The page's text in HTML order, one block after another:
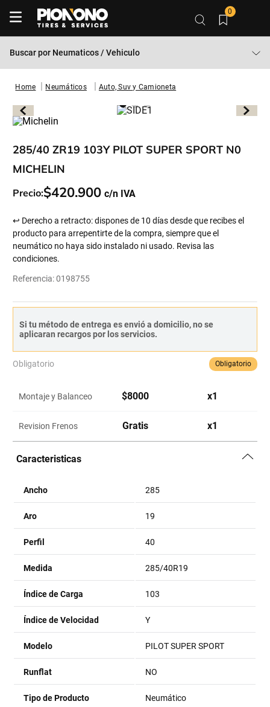
0
Buscar por Neumaticos / Vehiculo
Neumáticos Auto, Suv y Camioneta
285/40 ZR19 103Y PILOT SUPER SPORT N0
MICHELIN
Precio:$420.900
↩ Derecho a retracto: dispones de 10 días desde que recibes el
producto para arrepentirte de la compra, siempre que el
neumático no haya sido instalado ni usado. Revisa las
condiciones.
Referencia:0198755
Si tu método de entrega es envió a domicilio, no se
aplicaran recargos por los servicios.
Obligatorio Obligatorio
Montaje y Balanceo $8000 x1
Revision Frenos Gratis x1
Caracteristicas
Ancho 285
Aro 19
Perfil 40
Medida 285/40R19
Índice de Carga 103
Índice de Velocidad Y
Modelo PILOT SUPER SPORT
Runflat NO
Tipo de Producto Neumático